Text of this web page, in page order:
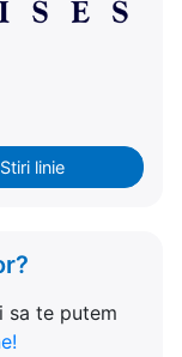
Stiri linie
sa te putem